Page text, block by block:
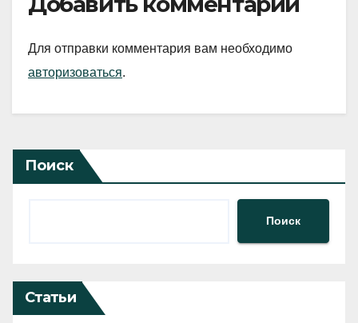
Для отправки комментария вам необходимо
авторизоваться.
Поиск
Поиск
Статьи